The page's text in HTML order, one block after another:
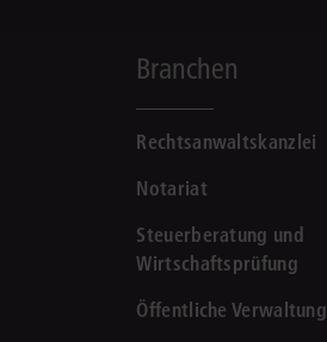
Branchen
Rechtsanwaltskanzlei
Notariat
Steuerberatung und
Wirtschaftsprüfung
Öffentliche Verwaltung